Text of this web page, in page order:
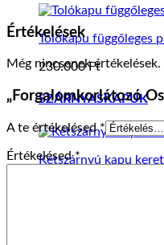
Tolókapu függőleges
230.000Ft
SZÁRNYASKAPUK
Kétszárnyú kapu
Kétszárnyú kapu
Értékelések
Még nincsenek értékelések.
„Forgalomkorlátozó
A te értékelésed*
Értékelésed*